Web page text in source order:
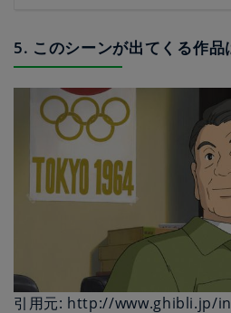
5. このシーンが出てくる作品
引用元: http://www.ghibli.jp/